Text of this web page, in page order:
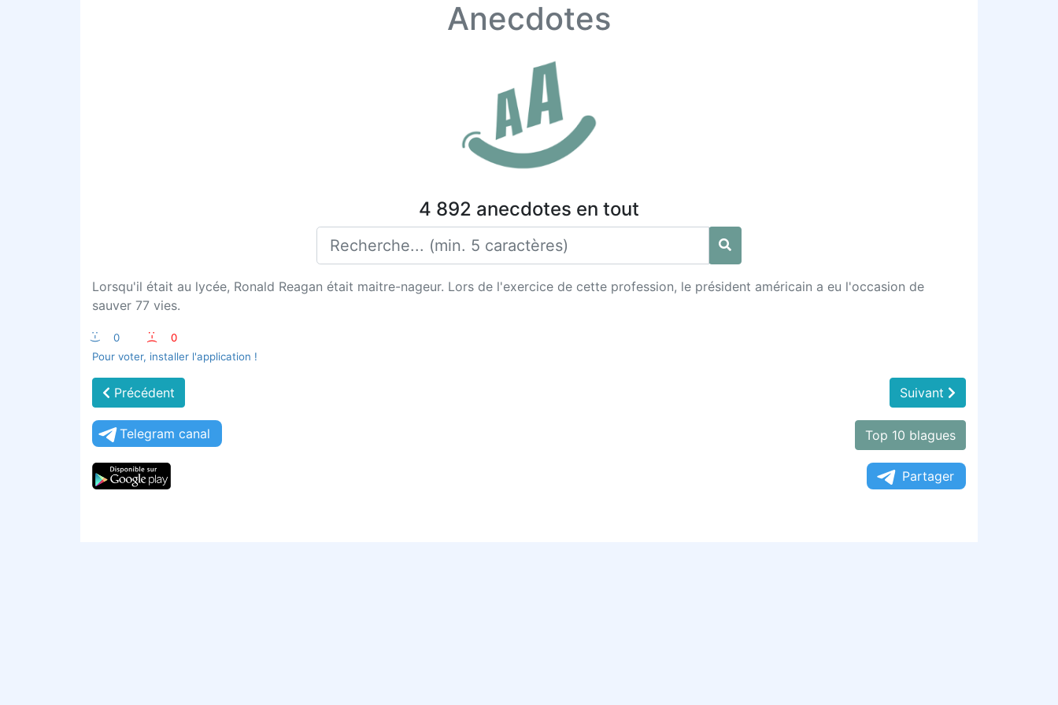
Anecdotes
4 892 anecdotes en tout
Lorsqu'il était au lycée, Ronald Reagan était maitre-nageur. Lors de l'exercice de cette profession, le président américain a eu l'occasion de
sauver 77 vies.
:-) 0 :-(
0
Pour voter, installer l'application !
Précédent Suivant
Telegram canal Top 10 blagues
Partager